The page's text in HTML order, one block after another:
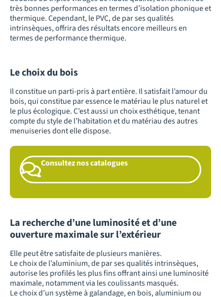
très bonnes performances en termes d’isolation phonique et
thermique. Cependant, le PVC, de par ses qualités
intrinsèques, offrira des résultats encore meilleurs en
termes de performance thermique.
Le choix du bois
Il constitue un parti-pris à part entière. Il satisfait l’amour du
bois, qui constitue par essence le matériau le plus naturel et
le plus écologique. C’est aussi un choix esthétique, tenant
compte du style de l’habitation et du matériau des autres
menuiseries dont elle dispose.
Consultez nos catalogues
La recherche d’une luminosité et d’une
ouverture maximale sur l’extérieur
Elle peut être satisfaite de plusieurs manières.
Le choix de l’aluminium, de par ses qualités intrinsèques,
autorise les profilés les plus fins offrant ainsi une luminosité
maximale, notamment via les coulissants masqués.
Le choix d’un système à galandage, en bois, aluminium ou